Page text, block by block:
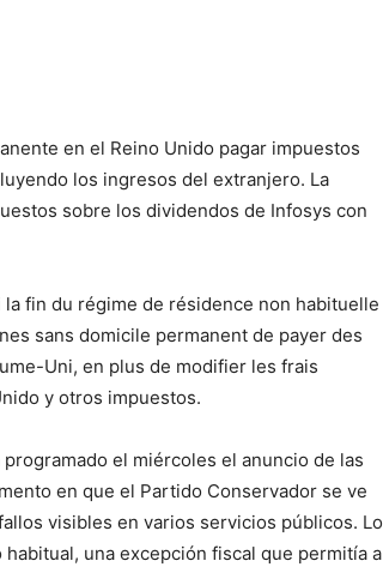
en el Reino Unido pagar impuestos
los ingresos del extranjero. La
sobre los dividendos de Infosys con
fin du régime de résidence non habituelle
sans domicile permanent de payer des
Uni, en plus de modifier les frais
y otros impuestos.
el miércoles el anuncio de las
en que el Partido Conservador se ve
visibles en varios servicios públicos. Lo
una excepción fiscal que permitía a